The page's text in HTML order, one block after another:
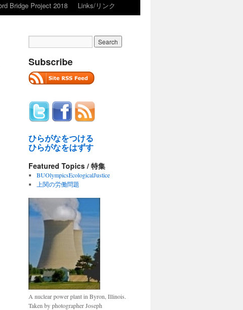
Bridge Project 2018 Links/リンク
Subscribe
ひらがなをつける
ひらがなをはずす
Featured Topics / 特集
BUOlympicsEcologicalJustice
上関の労働問題
A nuclear power plant in Byron, Illinois.
Taken by photographer Joseph